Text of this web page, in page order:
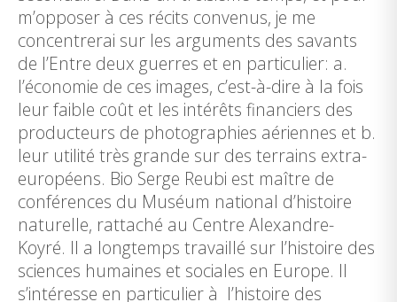
m’opposer à ces récits convenus, je me
concentrerai sur les arguments des savants
de l’Entre deux guerres et en particulier: a.
l’économie de ces images, c’est-à-dire à la fois
leur faible coût et les intérêts financiers des
producteurs de photographies aériennes et b.
leur utilité très grande sur des terrains extra-
européens. Bio Serge Reubi est maître de
conférences du Muséum national d’histoire
naturelle, rattaché au Centre Alexandre-
Koyré. Il a longtemps travaillé sur l’histoire des
sciences humaines et sociales en Europe. Il
s’intéresse en particulier à l’histoire des